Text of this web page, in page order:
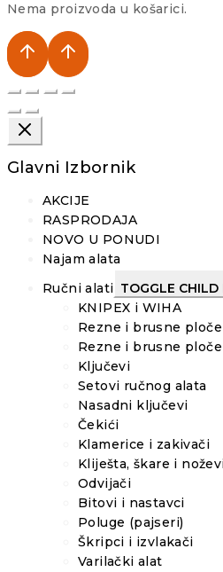
Nema proizvoda u košarici.
Glavni Izbornik
AKCIJE
RASPRODAJA
NOVO U PONUDI
Najam alata
Ručni alati TOGGLE CHILD
KNIPEX i WIHA
Rezne i brusne ploče
Rezne i brusne
Ključevi
Setovi ručnog alata
Nasadni ključevi
Čekići
Klamerice i zakivači
Kliješta, škare i
Odvijači
Bitovi i nastavci
Poluge (pajseri)
Škripci i izvlakači
Varilački alat